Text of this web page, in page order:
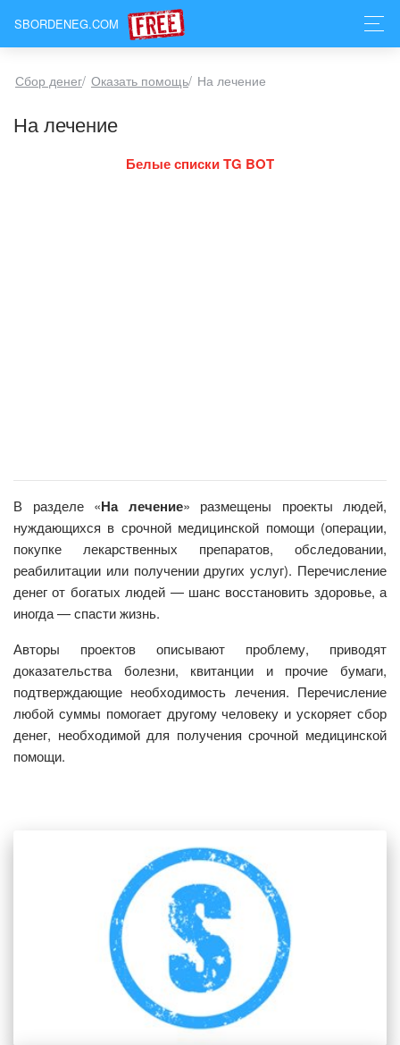
SBORDENEG.COM
Сбор денег/ Оказать помощь/ На лечение
На лечение
Белые списки TG BOT
В разделе «На лечение» размещены проекты людей,
нуждающихся в срочной медицинской помощи (операции,
покупке лекарственных препаратов, обследовании,
реабилитации или получении других услуг). Перечисление
денег от богатых людей — шанс восстановить здоровье, а
иногда — спасти жизнь.
Авторы проектов описывают проблему, приводят
доказательства болезни, квитанции и прочие бумаги,
подтверждающие необходимость лечения. Перечисление
любой суммы помогает другому человеку и ускоряет сбор
денег, необходимой для получения срочной медицинской
помощи.